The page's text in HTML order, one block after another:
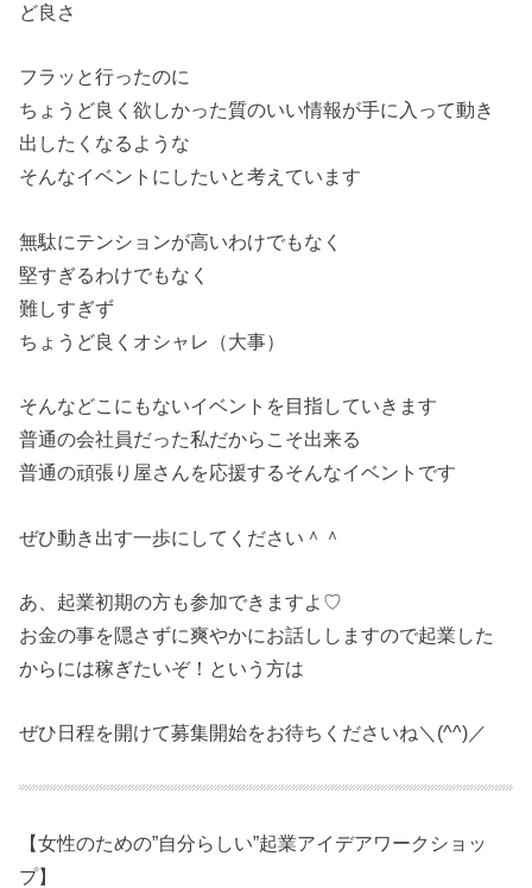
ど良さ
フラッと行ったのに
ちょうど良く欲しかった質のいい情報が手に入って動き
出したくなるような
そんなイベントにしたいと考えています
無駄にテンションが高いわけでもなく
堅すぎるわけでもなく
難しすぎず
ちょうど良くオシャレ（大事）
そんなどこにもないイベントを目指していきます
普通の会社員だった私だからこそ出来る
普通の頑張り屋さんを応援するそんなイベントです
ぜひ動き出す一歩にしてください＾＾
あ、起業初期の方も参加できますよ♡
お金の事を隠さずに爽やかにお話ししますので起業した
からには稼ぎたいぞ！という方は
ぜひ日程を開けて募集開始をお待ちくださいね＼(^^)／
【女性のための”自分らしい”起業アイデアワークショッ
プ】